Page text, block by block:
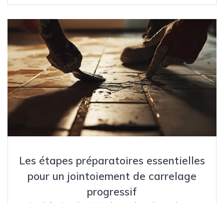
Les étapes préparatoires essentielles
pour un jointoiement de carrelage
progressif